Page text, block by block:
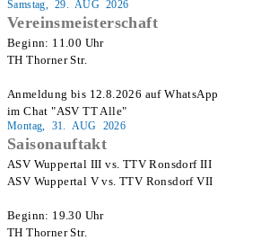
Samstag, 29. AUG 2026
Vereinsmeisterschaft
Beginn: 11.00 Uhr
TH Thorner Str.
Anmeldung bis 12.8.2026 auf WhatsApp
im Chat "ASV TT Alle"
Montag, 31. AUG 2026
Saisonauftakt
ASV Wuppertal III vs. TTV Ronsdorf III
ASV Wuppertal V vs. TTV Ronsdorf VII
Beginn: 19.30 Uhr
TH Thorner Str.